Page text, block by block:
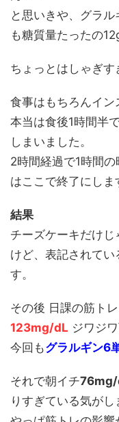
と思いきや、グラ
も糖質量たったの
ちょっとはしゃぎす
食事はもちろんイン
本当は食後1時間半
しまいました。
2時間経過で1時間
はここで終了にしま
結果
チーズケーキだけ
けど、表記されてい
す。
その後 日課の筋ト
123mg/dL ジワジ
今回もグラルギン6
それで朝イチ
りすぎている気がし